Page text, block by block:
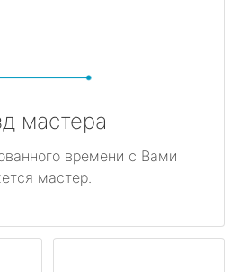
мастера
времени с Вами
мастер.